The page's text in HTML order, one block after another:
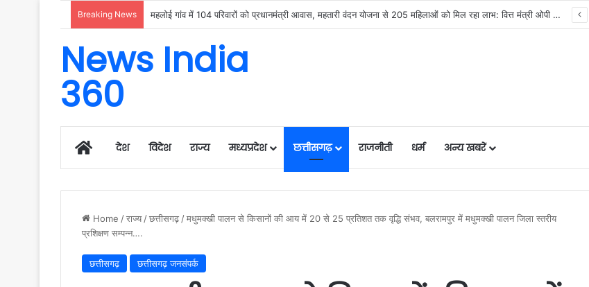
Breaking News उदंती-सीतानदी में शुरू हुआ स्मार्ट सर्विलांस सिस्टम -एआई तकनीक से वन और वन्यजीवों की 24X7 निगरानी….
News India
360
Homeदेश विदेश राज्य मध्यप्रदेश छत्तीसगढ़ राजनीती धर्म अन्य खबरें
Home /राज्य /छत्तीसगढ़ /मधुमक्खी पालन से किसानों की आय में 20 से 25 प्रतिशत तक वृद्धि संभव, बलरामपुर में मधुमक्खी पालन जिला स्तरीय
प्रशिक्षण सम्पन्न….
छत्तीसगढ़ छत्तीसगढ़ जनसंपर्क